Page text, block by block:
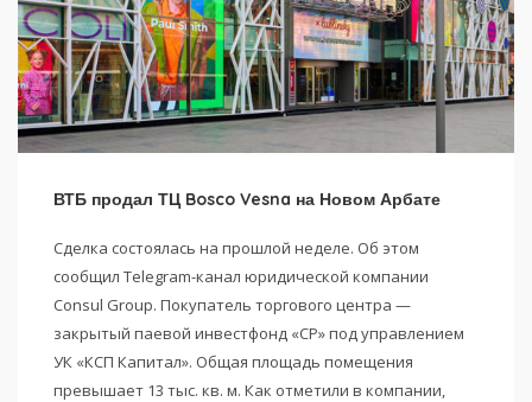
ВТБ продал ТЦ Bosco Vesna на Новом Арбате
Сделка состоялась на прошлой неделе. Об этом
сообщил Telegram-канал юридической компании
Consul Group. Покупатель торгового центра —
закрытый паевой инвестфонд «СР» под управлением
УК «КСП Капитал». Общая площадь помещения
превышает 13 тыс. кв. м. Как отметили в компании,